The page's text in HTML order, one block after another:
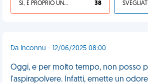
SÌ, È PROPRIO UNA VDM! 38
Da Inconnu - 12/06/2025 08:00
Oggi, e per molto tempo, non posso
l'aspirapolvere. Infatti, emette un